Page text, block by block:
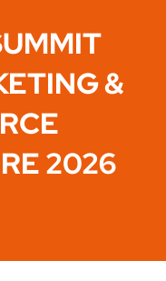
&
2026